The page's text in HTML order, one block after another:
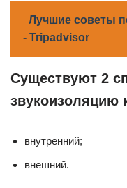
Лучшие советы
- Tripadvisor
Существуют 2
звукоизоляцию
внутренний;
внешний.